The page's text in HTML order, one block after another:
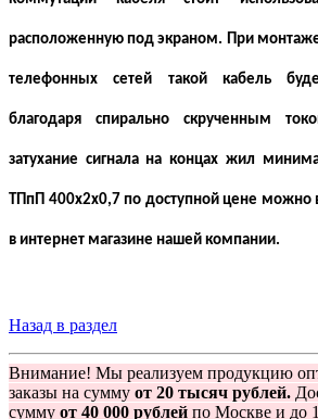
расположенную под экраном. При
телефонных сетей такой кабель
благодаря спирально скрученным
затухание сигнала на концах жил
ТПпП 400х2х0,7 по доступной цене можно
в интернет магазине нашей компании.
Назад в раздел
Внимание! Мы реализуем продукцию
заказы на сумму от 20 тысяч рублей.
сумму от 40 000 рублей по Москве и